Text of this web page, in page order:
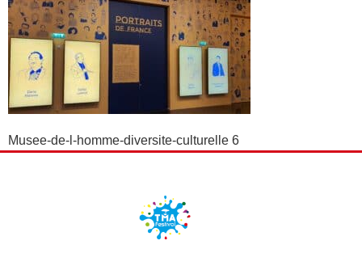
Musee-de-l-homme-diversite-culturelle 6